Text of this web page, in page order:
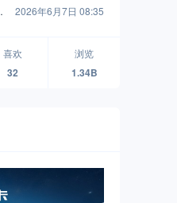
2026年6月7日 08:35
喜欢
32
浏览
1.34B